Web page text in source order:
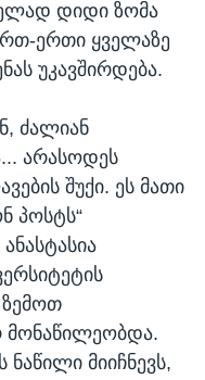
დიდი ზომა
ერთი ყველაზე
უკავშირდება.
ძალიან
არასოდეს
შუქი. ეს მათი
პოსტს“
მონაწილეობდა.
მიიჩნევს,